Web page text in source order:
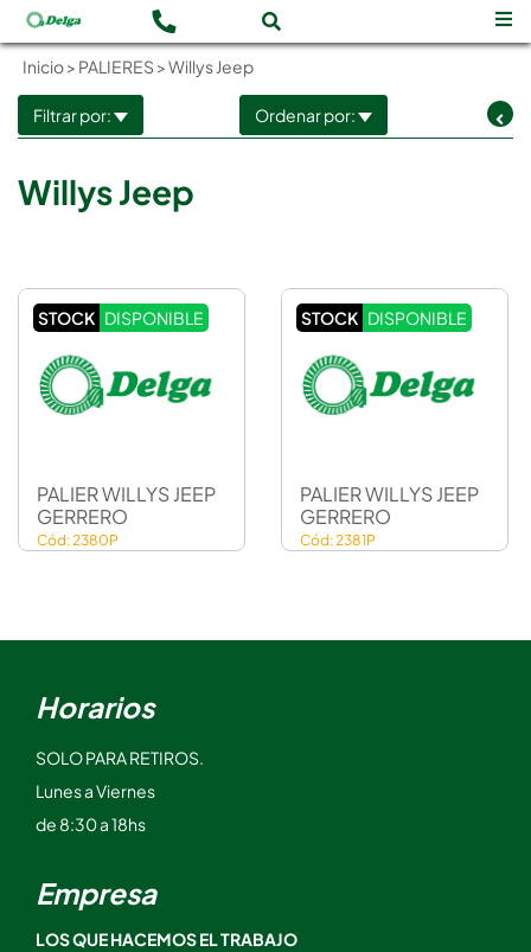
Inicio> PALIERES >Willys Jeep
Filtrar por: Ordenar por:
Willys Jeep
STOCK DISPONIBLE
PALIER WILLYS JEEP
GERRERO
Cód: 2380P
STOCK DISPONIBLE
PALIER WILLYS JEEP
GERRERO
Cód: 2381P
Horarios
SOLO PARA RETIROS.
Lunes a Viernes
de 8:30 a 18hs
Empresa
LOS QUE HACEMOS EL TRABAJO